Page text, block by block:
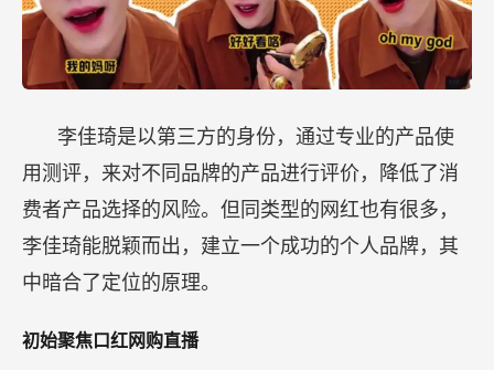
李佳琦是以第三方的身份，通过专业的产品使
用测评，来对不同品牌的产品进行评价，降低了消
费者产品选择的风险。但同类型的网红也有很多，
李佳琦能脱颖而出，建立一个成功的个人品牌，其
中暗合了定位的原理。
初始聚焦口红网购直播